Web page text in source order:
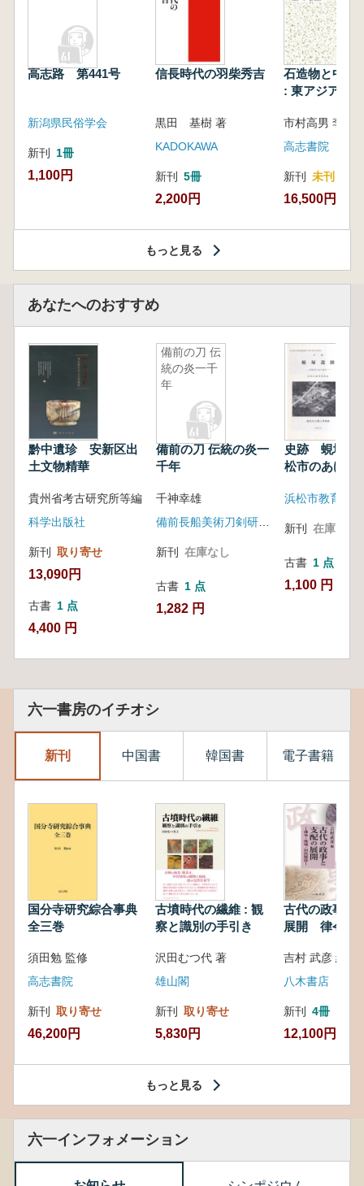
高志路 第441号
新潟県民俗学会
新刊 1冊
1,100円
信長時代の羽柴秀吉
黒田 基樹 著
KADOKAWA
新刊 5冊
2,200円
石造物と中世
: 東アジアと
高志書院
新刊 未刊
16,500円
もっと見る
あなたへのおすすめ
黔中遺珍 安新区出
土文物精華
貴州省考古研究所等編
科学出版社
新刊 取り寄せ
13,090円
古書 1 点
4,400 円
備前の刀 伝
統の炎一千
年
備前の刀 伝統の炎一
千年
千神幸雄
新刊 在庫なし
古書 1 点
1,282 円
史跡 蜆塚
松市のあけぼ
新刊 在庫なし
古書 1 点
1,100 円
六一書房のイチオシ
新刊 中国書 韓国書 電子書籍
国分寺研究綜合事典
全三巻
須田勉 監修
高志書院
新刊 取り寄せ
46,200円
古墳時代の繊維 : 観
察と識別の手引き
沢田むつ代 著
雄山閣
新刊 取り寄せ
5,830円
古代の政事と
展開 律令・
吉村 武彦 編集
八木書店
新刊 4冊
12,100円
もっと見る
六一インフォメーション